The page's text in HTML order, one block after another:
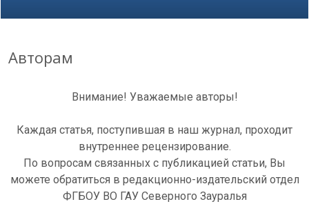
Авторам
Внимание! Уважаемые авторы!
Каждая статья, поступившая в наш журнал, проходит
внутреннее рецензирование.
По вопросам связанных с публикацией статьи, Вы
можете обратиться в редакционно-издательский отдел
ФГБОУ ВО ГАУ Северного Зауралья